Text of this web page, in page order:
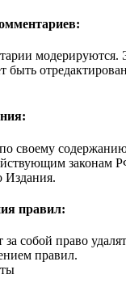
модерируются.
быть
своему
законам
Издания.
правил:
за собой право
правил.